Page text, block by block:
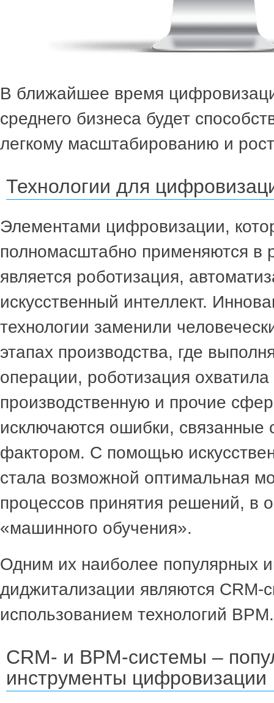
В ближайшее время
среднего бизнеса будет
легкому масштабированию и
Технологии для
Элементами цифровизации,
полномасштабно применяются в
является роботизация,
искусственный интеллект.
технологии заменили
этапах производства, где
операции, роботизация охватила
производственную и прочие
исключаются ошибки, связанные
фактором. С помощью
стала возможной оптимальная
процессов принятия решений, в
«машинного обучения».
Одним их наиболее популярных
диджитализации являются CRM-
использованием технологий BPM.
CRM- и BPM-системы –
инструменты цифровизации